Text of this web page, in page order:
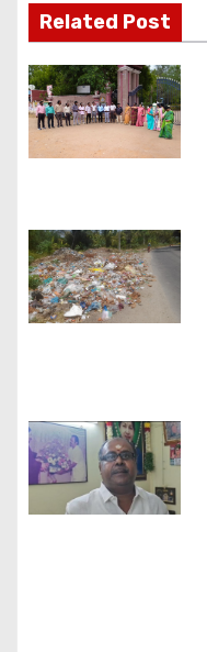
a
t
i
o
n
Related Post